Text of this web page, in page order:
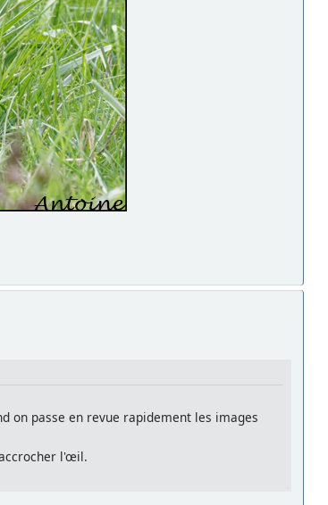
on passe en revue rapidement les images
l'œil.